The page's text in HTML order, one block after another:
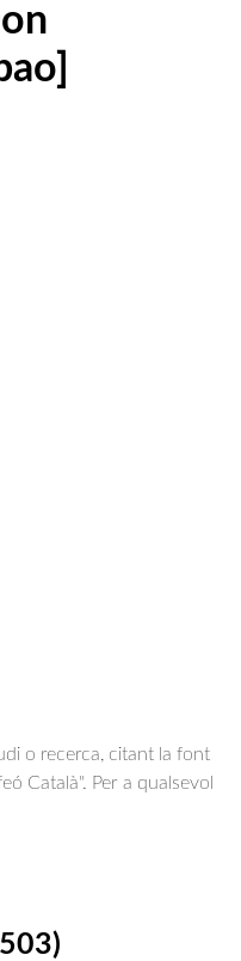
o recerca, citant la font
Català". Per a qualsevol